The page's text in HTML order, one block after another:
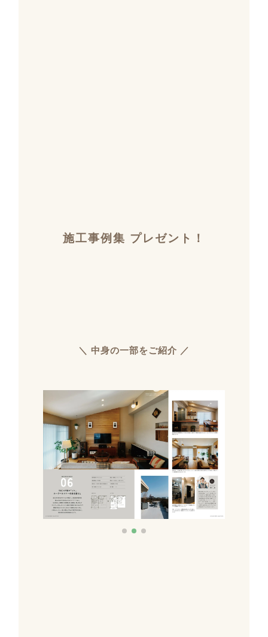
施工事例集 プレゼント！
＼ 中身の一部をご紹介 ／